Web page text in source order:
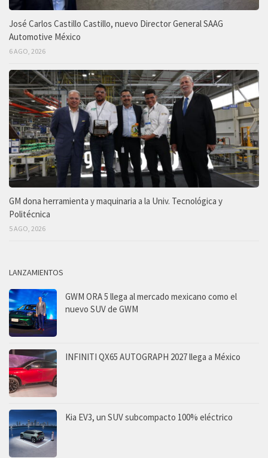
José Carlos Castillo Castillo, nuevo Director General SAAG
Automotive México
6 AGO, 2026
GM dona herramienta y maquinaria a la Univ. Tecnológica y
Politécnica
5 AGO, 2026
LANZAMIENTOS
GWM ORA 5 llega al mercado mexicano como el
nuevo SUV de GWM
INFINITI QX65 AUTOGRAPH 2027 llega a México
Kia EV3, un SUV subcompacto 100% eléctrico